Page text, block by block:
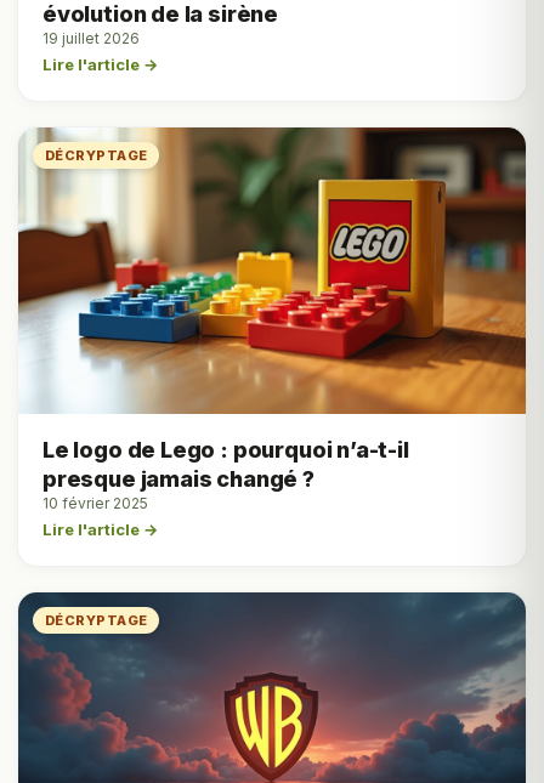
évolution de la sirène
19 juillet 2026
Lire l'article →
DÉCRYPTAGE
Le logo de Lego : pourquoi n’a-t-il
presque jamais changé ?
10 février 2025
Lire l'article →
DÉCRYPTAGE